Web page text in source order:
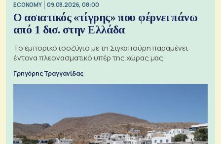
ECONOMY 09.08.2026, 08:00
Ο ασιατικός «τίγρης» που φέρνει πάνω
από 1 δισ. στην Ελλάδα
Το εμπορικό ισοζύγιο με τη Σιγκαπούρη παραμένει
έντονα πλεονασματικό υπέρ της χώρας μας
Γρηγόρης Τραγγανίδας